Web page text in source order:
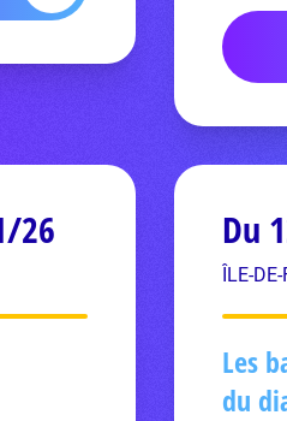
26 Du
ÎLE-
Les
du